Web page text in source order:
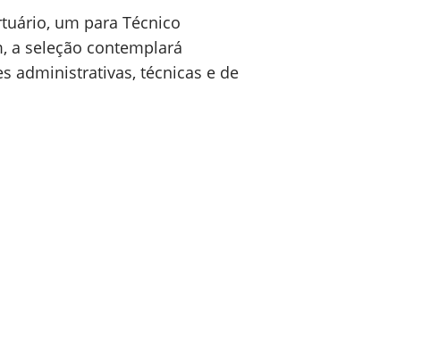
um para Técnico
a seleção contemplará
administrativas, técnicas e de